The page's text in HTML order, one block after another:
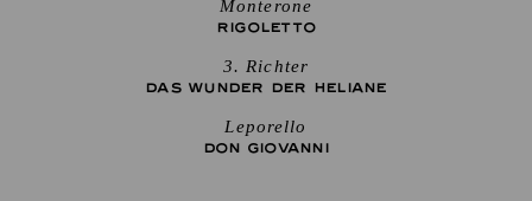
Monterone
RIGO­LETTO
3. Richter
DAS WUNDER DER HELIANE
Leporello
DON GIO­VANNI